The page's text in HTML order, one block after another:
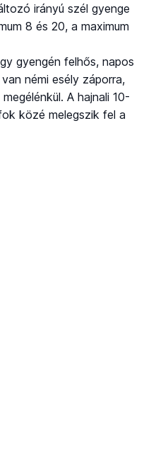
irányú szél gyenge
8 és 20, a maximum
gyengén felhős, napos
némi esély záporra,
A hajnali 10-
közé melegszik fel a